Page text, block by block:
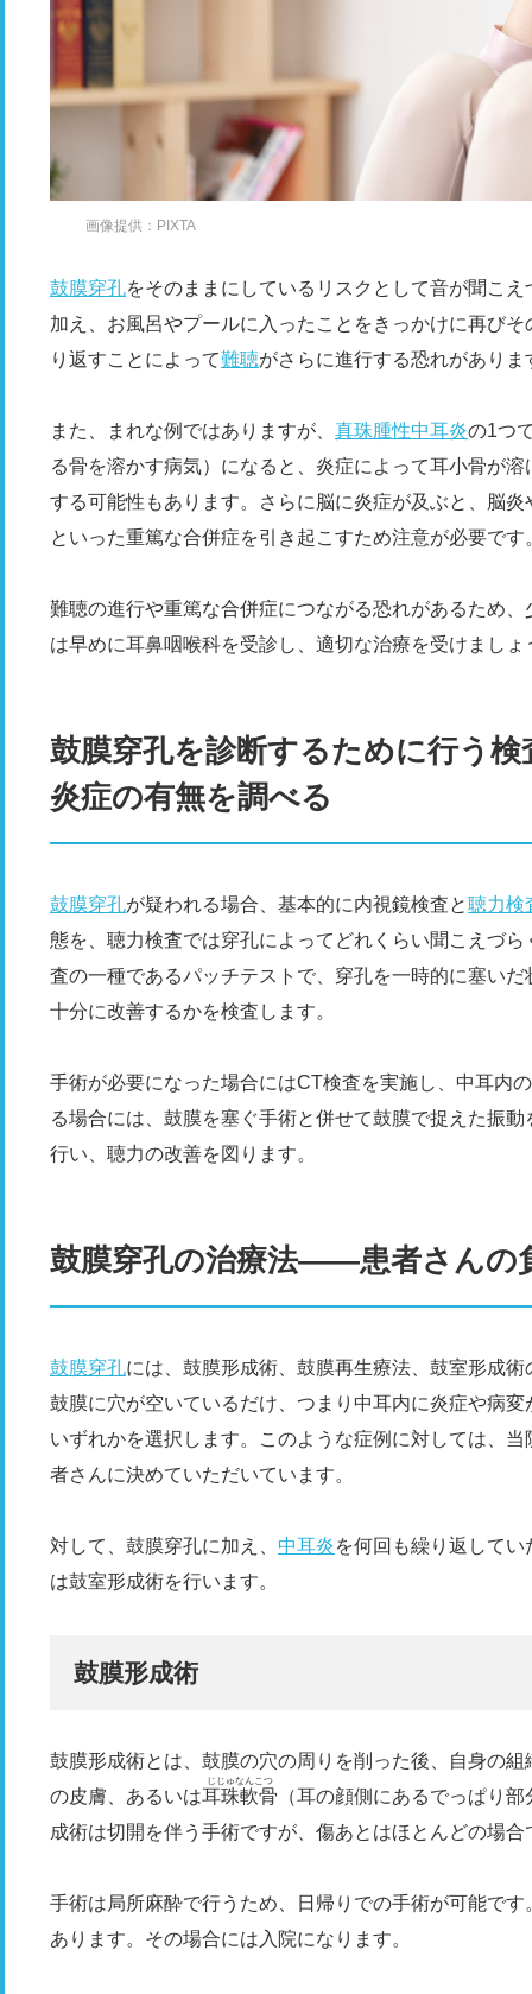
画像提供：PIXTA
鼓膜穿孔をそのままにしているリスクとして音が聞こ
加え、お風呂やプールに入ったことをきっかけに再び
り返すことによって難聴がさらに進行する恐れがありま
また、まれな例ではありますが、 真珠腫性中耳炎の1つ
る骨を溶かす病気）になると、炎症によって耳小骨が
する可能性もあります。さらに脳に炎症が及ぶと、脳炎
といった重篤な合併症を引き起こすため注意が必要です
難聴の進行や重篤な合併症につながる恐れがあるため
は早めに耳鼻咽喉科を受診し、適切な治療を受けましょ
鼓膜穿孔を診断するために行う
炎症の有無を調べる
鼓膜穿孔が疑われる場合、基本的に内視鏡検査と聴力検
態を、聴力検査では穿孔によってどれくらい聞こえづ
査の一種であるパッチテストで、穿孔を一時的に塞い
十分に改善するかを検査します。
手術が必要になった場合にはCT検査を実施し、中耳内
る場合には、鼓膜を塞ぐ手術と併せて鼓膜で捉えた振
行い、聴力の改善を図ります。
鼓膜穿孔の治療法――患者さんの
鼓膜穿孔には、鼓膜形成術、鼓膜再生療法、鼓室形成
鼓膜に穴が空いているだけ、つまり中耳内に炎症や病
いずれかを選択します。このような症例に対しては、
者さんに決めていただいています。
対して、鼓膜穿孔に加え、 中耳炎を何回も繰り返して
は鼓室形成術を行います。
鼓膜形成術
鼓膜形成術とは、鼓膜の穴の周りを削った後、自身の
の皮膚、あるいは耳珠軟骨
じじゅなんこつ
（耳の顔側にあるでっぱり
成術は切開を伴う手術ですが、傷あとはほとんどの場
手術は局所麻酔で行うため、日帰りでの手術が可能で
あります。その場合には入院になります。